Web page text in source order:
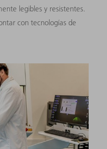
legibles y resistentes.
con tecnologías de